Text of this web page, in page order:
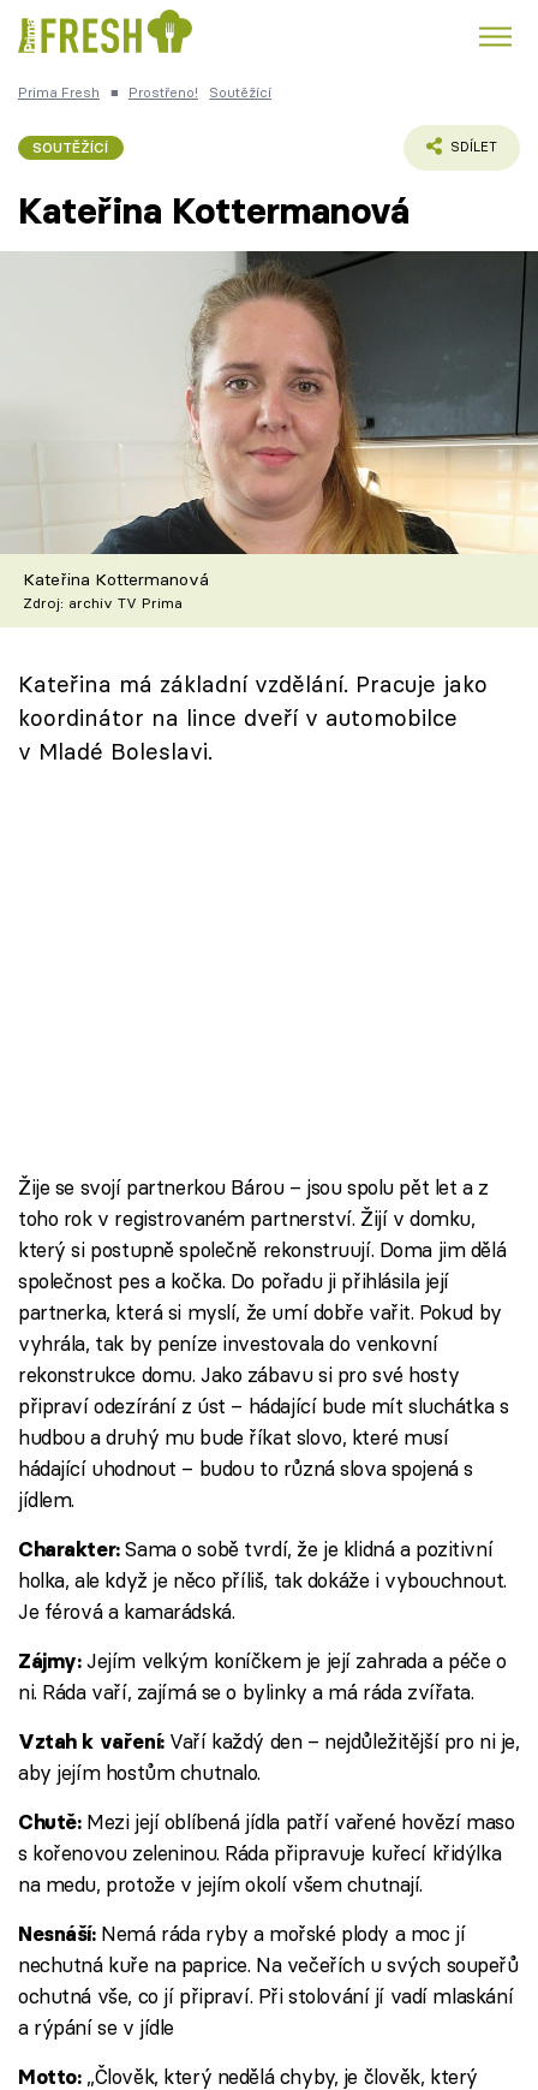
Česká kuchyně
TV Program
Škola vaření
Recepty z TV
Speciál: Cuketa
Těhotnej kuchař
Prima Fresh ■ Prostřeno! Soutěžící
SOUTĚŽÍCÍ SDÍLET
Kateřina Kottermanová
Kateřina Kottermanová
Zdroj: archiv TV Prima
Kateřina má základní vzdělání. Pracuje jako
koordinátor na lince dveří v automobilce
v Mladé Boleslavi.
Žije se svojí partnerkou Bárou – jsou spolu pět let a z
toho rok v registrovaném partnerství. Žijí v domku,
který si postupně společně rekonstruují. Doma jim dělá
společnost pes a kočka. Do pořadu ji přihlásila její
partnerka, která si myslí, že umí dobře vařit. Pokud by
vyhrála, tak by peníze investovala do venkovní
rekonstrukce domu. Jako zábavu si pro své hosty
připraví odezírání z úst – hádající bude mít sluchátka s
hudbou a druhý mu bude říkat slovo, které musí
hádající uhodnout – budou to různá slova spojená s
jídlem.
Charakter:Sama o sobě tvrdí, že je klidná a pozitivní
holka, ale když je něco příliš, tak dokáže i vybouchnout.
Je férová a kamarádská.
Zájmy:Jejím velkým koníčkem je její zahrada a péče o
ni. Ráda vaří, zajímá se o bylinky a má ráda zvířata.
Vztah k vaření: Vaří každý den – nejdůležitější pro ni je,
aby jejím hostům chutnalo.
Chutě: Mezi její oblíbená jídla patří vařené hovězí maso
s kořenovou zeleninou. Ráda připravuje kuřecí křidýlka
na medu, protože v jejím okolí všem chutnají.
Nesnáší: Nemá ráda ryby a mořské plody a moc jí
nechutná kuře na paprice. Na večeřích u svých soupeřů
ochutná vše, co jí připraví. Při stolování jí vadí mlaskání
a rýpání se v jídle
Motto: „Člověk, který nedělá chyby, je člověk, který